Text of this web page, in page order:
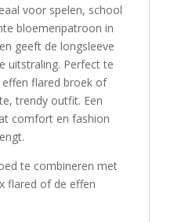
voor spelen, school
bloemenpatroon in
geeft de longsleeve
uitstraling. Perfect te
flared broek of
trendy outfit. Een
comfort en fashion
te combineren met
flared of de effen